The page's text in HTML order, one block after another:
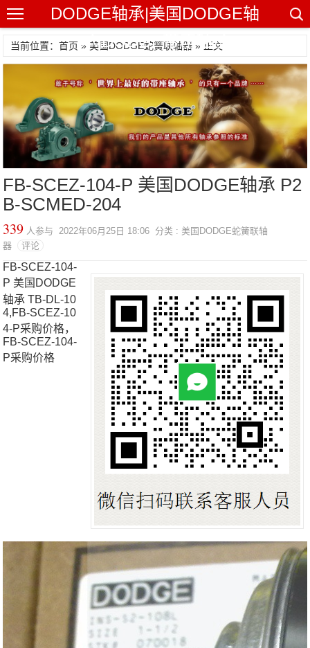
DODGE轴承|美国DODGE轴
承|DODGE带座轴承
当前位置：首页 » 美国DODGE蛇簧联轴器 » 正文
FB-SCEZ-104-P 美国DODGE轴承 P2
B-SCMED-204
339 人参与 2022年06月25日 18:06 分类 : 美国DODGE蛇簧联轴
器
评论
FB-SCEZ-104-
P 美国DODGE
轴承 TB-DL-10
4,FB-SCEZ-10
4-P采购价格，
FB-SCEZ-104-
P采购价格